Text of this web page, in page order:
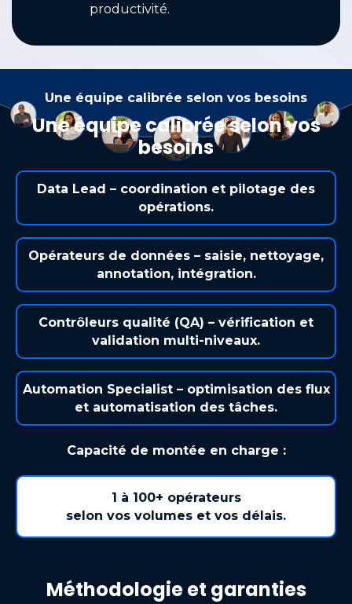
productivité.
Une équipe calibrée selon vos besoins
Une équipe calibrée selon vos
besoins
Data Lead – coordination et pilotage des
opérations.
Opérateurs de données – saisie, nettoyage,
annotation, intégration.
Contrôleurs qualité (QA) – vérification et
validation multi-niveaux.
Automation Specialist – optimisation des flux
et automatisation des tâches.
Capacité de montée en charge :
1 à 100+ opérateurs
selon vos volumes et vos délais.
Méthodologie et garanties